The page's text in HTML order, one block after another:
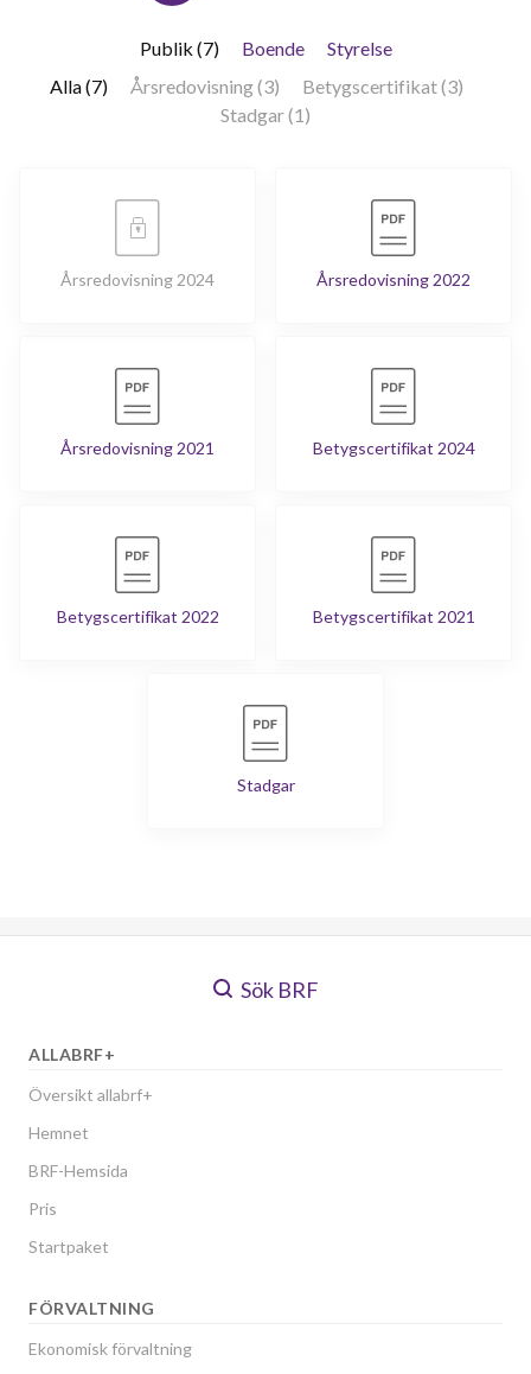
Publik (7) Boende
Styrelse
Alla (7)
Årsredovisning (3)
Betygscertifikat (3)
Stadgar (1)
Årsredovisning 2024 Årsredovisning 2022
Årsredovisning 2021 Betygscertifikat 2024
Betygscertifikat 2022 Betygscertifikat 2021
Stadgar
Sök BRF
ALLABRF+
Översikt allabrf+
Hemnet
BRF-Hemsida
Pris
Startpaket
FÖRVALTNING
Ekonomisk förvaltning